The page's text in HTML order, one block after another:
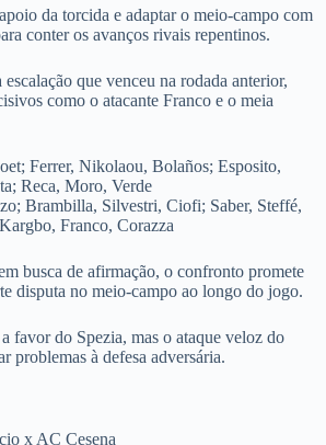
da torcida e adaptar o meio-campo com
conter os avanços rivais repentinos.
que venceu na rodada anterior,
como o atacante Franco e o meia
Ferrer, Nikolaou, Bolaños; Esposito,
Reca, Moro, Verde
Brambilla, Silvestri, Ciofi; Saber, Steffé,
Franco, Corazza
busca de afirmação, o confronto promete
disputa no meio-campo ao longo do jogo.
favor do Spezia, mas o ataque veloz do
problemas à defesa adversária.
x AC Cesena